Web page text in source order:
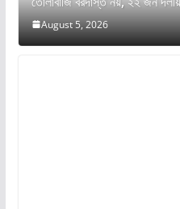
August 5, 2026